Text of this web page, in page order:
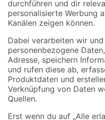
Folge uns
Zahlungsarten
Sicher einkaufen